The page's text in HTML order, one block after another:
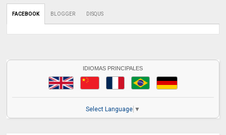
FACEBOOK BLOGGER DISQUS
IDIOMAS PRINCIPALES
Select Language ▼